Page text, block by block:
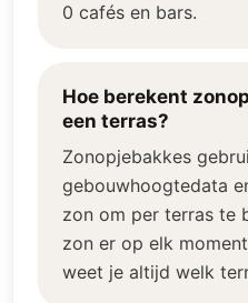
0 cafés en bars.
Hoe berekent
een terras?
Zonopjebakkes
gebouwhoogtedata
zon om per terras te
zon er op elk
weet je altijd welk